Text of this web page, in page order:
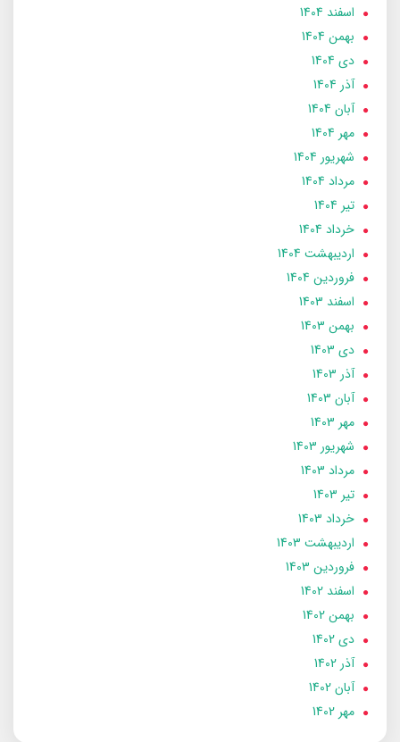
اسفند 1404
بهمن 1404
دی 1404
آذر 1404
آبان 1404
مهر 1404
شهریور 1404
مرداد 1404
تير 1404
خرداد 1404
ارديبهشت 1404
فروردین 1404
اسفند 1403
بهمن 1403
دی 1403
آذر 1403
آبان 1403
مهر 1403
شهریور 1403
مرداد 1403
تير 1403
خرداد 1403
ارديبهشت 1403
فروردین 1403
اسفند 1402
بهمن 1402
دی 1402
آذر 1402
آبان 1402
مهر 1402